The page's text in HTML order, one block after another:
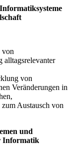
von
alltagsrelevanter
von
Veränderungen in
Austausch von
und
Informatik